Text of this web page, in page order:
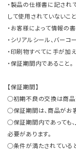
・製品の仕様書に記され
して使用されていないこと
・お客様によって情報の
・シリアルシール、バーコ
・印刷物すべてに手が加え
・保証期間内であること。
【保証期間】
○初期不良の交換は商品
○保証期間は、商品がお
○保証期間内であっても
必要があります。
○条件が満たされている